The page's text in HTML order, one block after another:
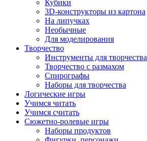
Кубики
3D-конструкторы из картона
На липучках
Необычные
Для моделирования
Творчество
Инструменты для творчества
Творчество с размахом
Спирографы
Наборы для творчества
Логические игры
Учимся читать
Учимся считать
Сюжетно-ролевые игры
Наборы продуктов